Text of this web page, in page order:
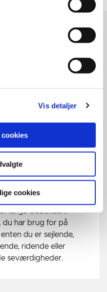
Vis detaljer
cookies
langs Gudenåen?
du har brug for på
du er sejlende,
ridende eller
seværdigheder.